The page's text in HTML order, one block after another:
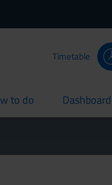
Timetable
to do Dashboard
current